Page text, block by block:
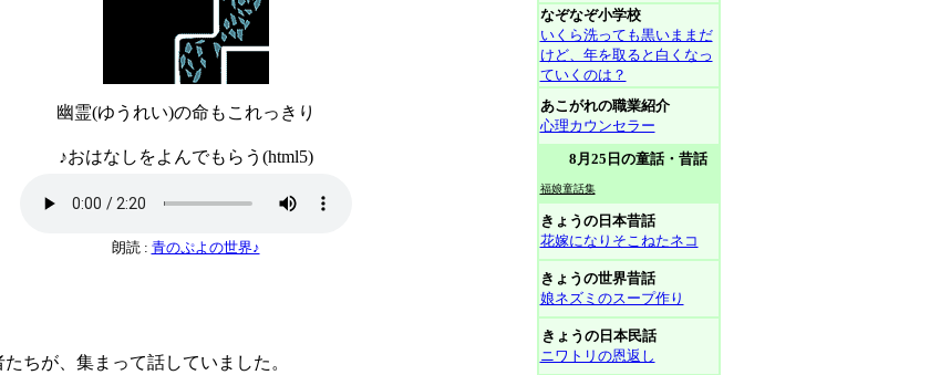
幽霊(ゆうれい)の命もこれっきり
♪おはなしをよんでもらう(html5)
朗読 : 青のぷよの世界♪
ちが、集まって話していました。
なぞなぞ小学校
いくら洗っても黒いままだ
けど、年を取ると白くなっ
ていくのは？
あこがれの職業紹介
心理カウンセラー
8月25日の童話・昔話
福娘童話集
きょうの日本昔話
花嫁になりそこねたネコ
きょうの世界昔話
娘ネズミのスープ作り
きょうの日本民話
ニワトリの恩返し